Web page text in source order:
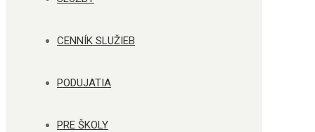
CENNÍK SLUŽIEB
PODUJATIA
PRE ŠKOLY